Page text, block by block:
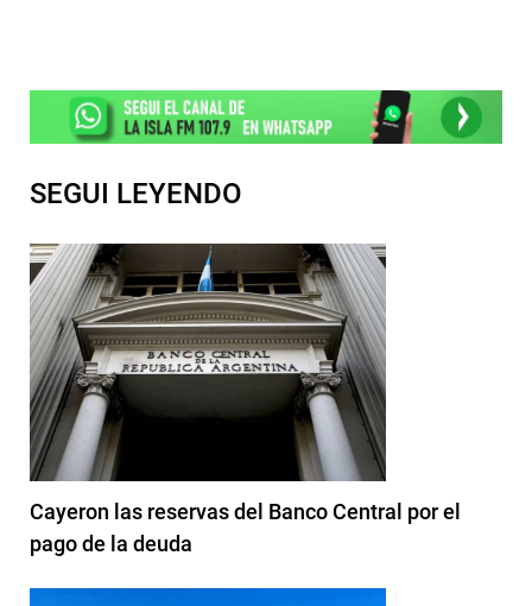
SEGUI LEYENDO
Cayeron las reservas del Banco Central por el
pago de la deuda